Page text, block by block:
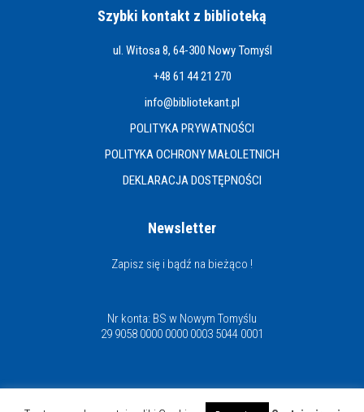
Szybki kontakt z biblioteką
ul. Witosa 8, 64-300 Nowy Tomyśl
+48 61 44 21 270
info@bibliotekant.pl
POLITYKA PRYWATNOŚCI
POLITYKA OCHRONY MAŁOLETNICH
DEKLARACJA DOSTĘPNOŚCI
Newsletter
Zapisz się i bądź na bieżąco !
Nr konta: BS w Nowym Tomyślu
29 9058 0000 0000 0003 5044 0001
Miejska i Powiatowa Biblioteka Publiczna